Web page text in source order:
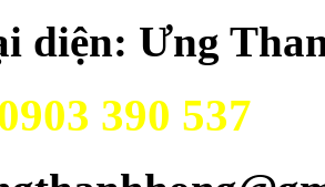
diện: Ưng
390 537